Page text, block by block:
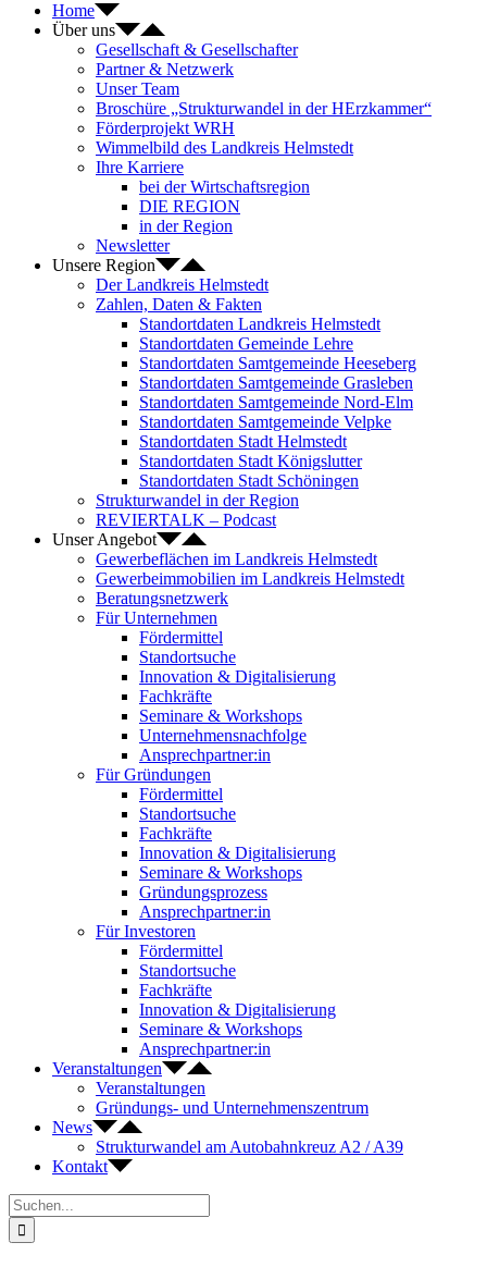
Home
Über uns
Gesellschaft & Gesellschafter
Partner & Netzwerk
Unser Team
Broschüre „Strukturwandel in der HErzkammer“
Förderprojekt WRH
Wimmelbild des Landkreis Helmstedt
Ihre Karriere
bei der Wirtschaftsregion
DIE REGION
in der Region
Newsletter
Unsere Region
Der Landkreis Helmstedt
Zahlen, Daten & Fakten
Standortdaten Landkreis Helmstedt
Standortdaten Gemeinde Lehre
Standortdaten Samtgemeinde Heeseberg
Standortdaten Samtgemeinde Grasleben
Standortdaten Samtgemeinde Nord-Elm
Standortdaten Samtgemeinde Velpke
Standortdaten Stadt Helmstedt
Standortdaten Stadt Königslutter
Standortdaten Stadt Schöningen
Strukturwandel in der Region
REVIERTALK – Podcast
Unser Angebot
Gewerbeflächen im Landkreis Helmstedt
Gewerbeimmobilien im Landkreis Helmstedt
Beratungsnetzwerk
Für Unternehmen
Fördermittel
Standortsuche
Innovation & Digitalisierung
Fachkräfte
Seminare & Workshops
Unternehmensnachfolge
Ansprechpartner:in
Für Gründungen
Fördermittel
Standortsuche
Fachkräfte
Innovation & Digitalisierung
Seminare & Workshops
Gründungsprozess
Ansprechpartner:in
Für Investoren
Fördermittel
Standortsuche
Fachkräfte
Innovation & Digitalisierung
Seminare & Workshops
Ansprechpartner:in
Veranstaltungen
Veranstaltungen
Gründungs- und Unternehmenszentrum
News
Strukturwandel am Autobahnkreuz A2 / A39
Kontakt
Suche
nach: